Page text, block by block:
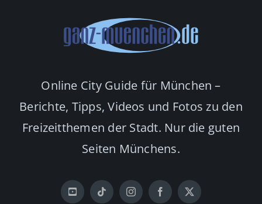
Online City Guide für München –
Berichte, Tipps, Videos und Fotos zu den
Freizeitthemen der Stadt. Nur die guten
Seiten Münchens.